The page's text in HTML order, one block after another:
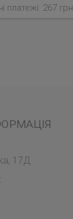
платежі: 267 грн
17Д